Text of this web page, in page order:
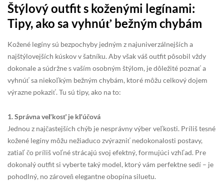
Štýlový outfit s koženými legínami:
Tipy, ako sa vyhnúť bežným chybám
Kožené legíny sú bezpochyby jedným z najuniverzálnejších a
najštýlovejších kúskov v šatníku. Aby však váš outfit pôsobil vždy
dokonale a súdržne s vaším osobným štýlom, je dôležité poznať a
vyhnúť sa niekoľkým bežným chybám, ktoré môžu celkový dojem
výrazne pokaziť. Tu sú tipy, ako na to:
1. Správna veľkosť je kľúčová
Jednou z najčastejších chýb je nesprávny výber veľkosti. Príliš tesné
kožené legíny môžu nežiaduco zvýrazniť nedokonalosti postavy,
zatiaľ čo príliš voľné strácajú svoj efektný, formujúci vzhľad. Pre
dokonalý outfit si vyberte taký model, ktorý vám perfektne sedí – je
pohodlný, no zároveň elegantne obopína siluetu.